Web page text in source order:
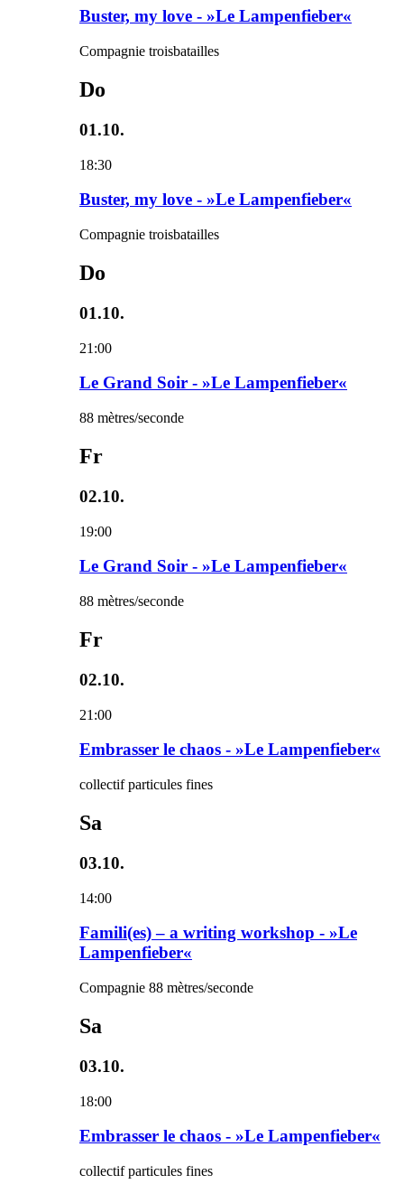
Buster, my love - »Le Lampenfieber«
Compagnie troisbatailles
Do
01.10.
18:30
Buster, my love - »Le Lampenfieber«
Compagnie troisbatailles
Do
01.10.
21:00
Le Grand Soir - »Le Lampenfieber«
88 mètres/seconde
Fr
02.10.
19:00
Le Grand Soir - »Le Lampenfieber«
88 mètres/seconde
Fr
02.10.
21:00
Embrasser le chaos - »Le Lampenfieber«
collectif particules fines
Sa
03.10.
14:00
Famili(es) – a writing workshop - »Le
Lampenfieber«
Compagnie 88 mètres/seconde
Sa
03.10.
18:00
Embrasser le chaos - »Le Lampenfieber«
collectif particules fines